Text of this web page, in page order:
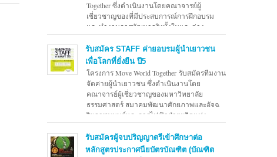
Together ซึ่งดำเนินงานโดยคณาจารย์ผู้
เชี่ยวชาญของที่มีประสบการณ์การฝึกอบรม
และทำงานการพัฒนาจริงทั้งในและต่าง
ประเทศ กว่า 30 ปี
รับสมัคร STAFF ค่ายอบรมผู้นำเยาวชน
เพื่อโลกที่ยั่งยืน ปี5
โครงการ Move World Together รับสมัครทีมงาน
จัดค่ายผู้นำเยาวชน ซึ่งดำเนินงานโดย
คณาจารย์ผู้เชี่ยวชาญของมหาวิทยาลัย
ธรรมศาสตร์ สมาคมพัฒนาศักยภาพและอัจฉ
ริยภาพมนุษย์และการไฟฟ้าฝ่ายผลิตแห่ง
ประเทศไทย เพื่อมุ่งหวังที่จะพัฒนาเด็กและ
เยาวชน ในด้านสำนึกพลเมือง การทำงานเป็น
ทีม ความคิดสร้างสรรค์อ่านต่อ →
รับสมัครผู้จบปริญญาตรีเข้าศึกษาต่อ
หลักสูตรประกาศนียบัตรบัณฑิต (บัณฑิต